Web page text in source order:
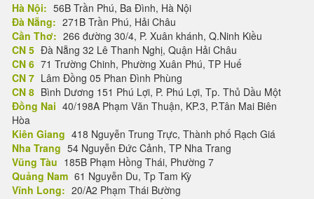
Hà Nội: 56B Trần Phú, Ba Đình, Hà Nội
Đà Nẵng: 271B Trần Phú, Hải Châu
Cần Thơ: 266 đường 30/4, P. Xuân khánh, Q.Ninh Kiều
CN 5 Đà Nẵng 32 Lê Thanh Nghị, Quận Hải Châu
CN 6 71 Trường Chinh, Phường Xuân Phú, TP Huế
CN 7 Lâm Đồng 05 Phan Đình Phùng
CN 8 Bình Dương 151 Phú Lợi, P. Phú Lợi, Tp. Thủ Dầu Một
Đồng Nai 40/198A Phạm Văn Thuận, KP.3, P.Tân Mai Biên
Hòa
Kiên Giang 418 Nguyễn Trung Trực, Thành phố Rạch Giá
Nha Trang 54 Nguyễn Đức Cảnh, TP Nha Trang
Vũng Tàu 185B Phạm Hồng Thái, Phường 7
Quảng Nam 61 Nguyễn Du, Tp Tam Kỳ
Vĩnh Long: 20/A2 Phạm Thái Bường